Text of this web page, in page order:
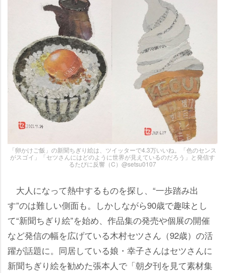
「卵かけご飯」の新聞ちぎり絵は、ツイッターで4.3万いいね。「色のセンス
がスゴイ」「セツさんにはどのように世界が見えているのだろう」と発信す
るたびに反響（C）@setsu0107
大人になって熱中するものを探し、“一歩踏み出
す”のは難しい側面も。しかしながら90歳で趣味とし
て“新聞ちぎり絵”を始め、作品集の発売や個展の開催
など発信の幅を広げている木村セツさん（92歳）の活
躍が話題に。同居している娘・幸子さんはセツさんに
新聞ちぎり絵を勧めた張本人で「朝夕刊を見て素材集